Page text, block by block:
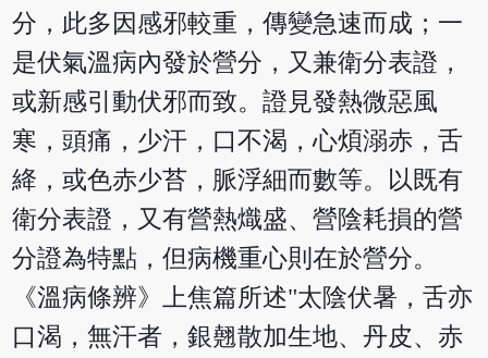
分，此多因感邪較重，傳變急速而成；一
是伏氣溫病內發於營分，又兼衛分表證，
或新感引動伏邪而致。證見發熱微惡風
寒，頭痛，少汗，口不渴，心煩溺赤，舌
絳，或色赤少苔，脈浮細而數等。以既有
衛分表證，又有營熱熾盛、營陰耗損的營
分證為特點，但病機重心則在於營分。
《溫病條辨》上焦篇所述"太陰伏暑，舌亦
口渴，無汗者，銀翹散加生地、丹皮、赤